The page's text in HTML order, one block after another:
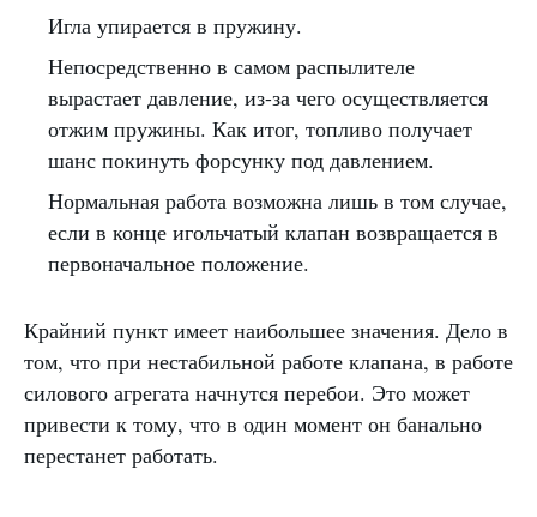
Игла упирается в пружину.
Непосредственно в самом распылителе
вырастает давление, из-за чего осуществляется
отжим пружины. Как итог, топливо получает
шанс покинуть форсунку под давлением.
Нормальная работа возможна лишь в том случае,
если в конце игольчатый клапан возвращается в
первоначальное положение.
Крайний пункт имеет наибольшее значения. Дело в
том, что при нестабильной работе клапана, в работе
силового агрегата начнутся перебои. Это может
привести к тому, что в один момент он банально
перестанет работать.